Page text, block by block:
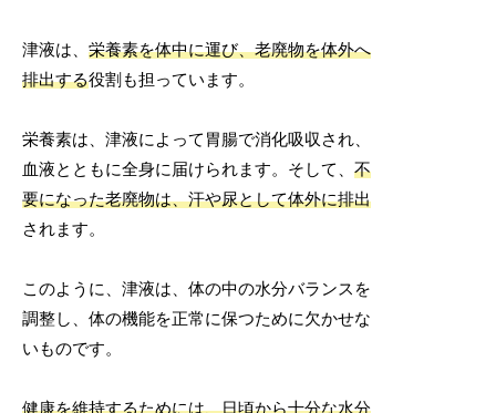
津液は、栄養素を体中に運び、老廃物を体外へ
排出する役割も担っています。
栄養素は、津液によって胃腸で消化吸収され、
血液とともに全身に届けられます。そして、不
要になった老廃物は、汗や尿として体外に排出
されます。
このように、津液は、体の中の水分バランスを
調整し、体の機能を正常に保つために欠かせな
いものです。
健康を維持するためには、日頃から十分な水分